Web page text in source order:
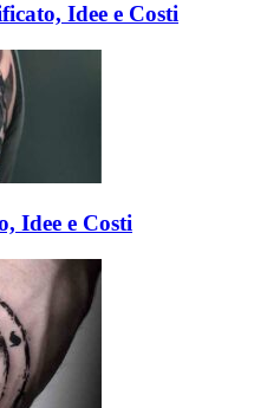
Idee e Costi
Idee e Costi